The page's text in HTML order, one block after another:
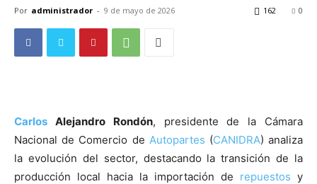
Por administrador - 9 de mayo de 2026 0
162
Carlos Alejandro Rondón, presidente de la Cámara
Nacional de Comercio de Autopartes (CANIDRA) analiza
la evolución del sector, destacando la transición de la
producción local hacia la importación de repuestos y